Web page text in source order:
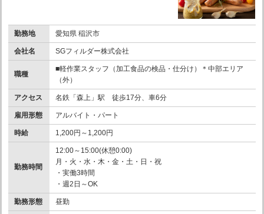
勤務地 愛知県 稲沢市
会社名 SGフィルダー株式会社
職種
■軽作業スタッフ（加工食品の検品・仕分け）＊中部エリア
（外）
アクセス 名鉄「森上」駅 徒歩17分、車6分
雇用形態 アルバイト・パート
時給 1,200円～1,200円
勤務時間
12:00～15:00(休憩0:00)
月・火・水・木・金・土・日・祝
・実働3時間
・週2日～OK
勤務形態 昼勤